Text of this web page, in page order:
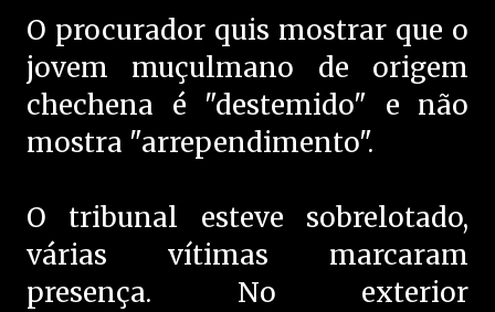
O procurador quis mostrar que o
jovem muçulmano de origem
chechena é "destemido" e não
mostra "arrependimento".
O tribunal esteve sobrelotado,
várias vítimas marcaram
presença. No exterior